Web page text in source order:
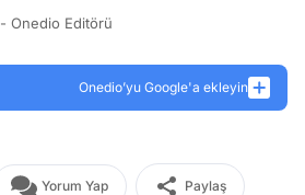
- Onedio Editörü
Onedio’yu Google'a ekleyin
Yorum Yap Paylaş